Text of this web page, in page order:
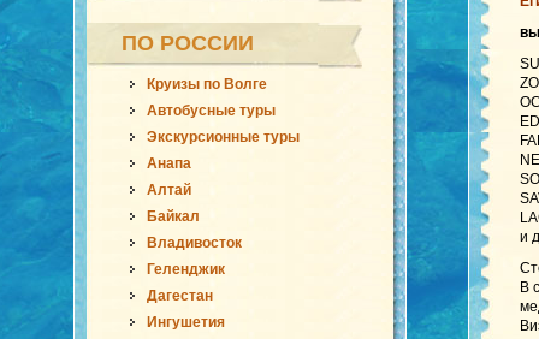
ПО РОССИИ
Круизы по Волге
Автобусные туры
Экскурсионные туры
Анапа
Алтай
Байкал
Владивосток
Геленджик
Дагестан
Ингушетия
и
В